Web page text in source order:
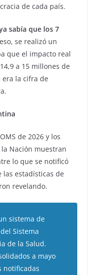
de cada país.
sabía que los 7
se realizó un
que el impacto real
a 15 millones de
era la cifra de
de 2026 y los
Nación muestran
lo que se notificó
estadísticas de
revelando.
sistema de
Sistema
de la Salud.
a mayo
notificadas